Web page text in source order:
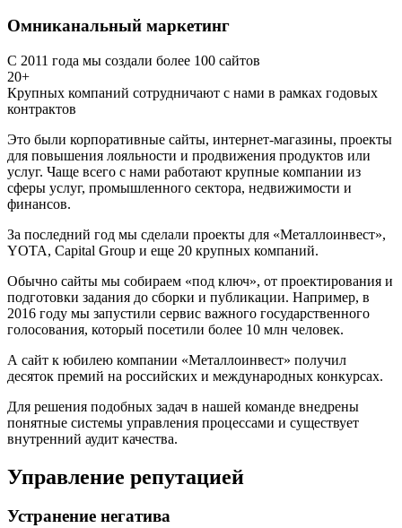
Омниканальный маркетинг
С 2011 года мы создали более 100 сайтов
20+
Крупных компаний сотрудничают с нами в рамках годовых
контрактов
Это были корпоративные сайты, интернет-магазины, проекты
для повышения лояльности и продвижения продуктов или
услуг. Чаще всего с нами работают крупные компании из
сферы услуг, промышленного сектора, недвижимости и
финансов.
За последний год мы сделали проекты для «Металлоинвест»,
YOTA, Capital Group и еще 20 крупных компаний.
Обычно сайты мы собираем «под ключ», от проектирования и
подготовки задания до сборки и публикации. Например, в
2016 году мы запустили сервис важного государственного
голосования, который посетили более 10 млн человек.
А сайт к юбилею компании «Металлоинвест» получил
десяток премий на российских и международных конкурсах.
Для решения подобных задач в нашей команде внедрены
понятные системы управления процессами и существует
внутренний аудит качества.
Управление репутацией
Устранение негатива